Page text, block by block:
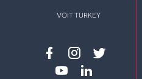
VOIT TURKEY
Facebook
instagram
twitter